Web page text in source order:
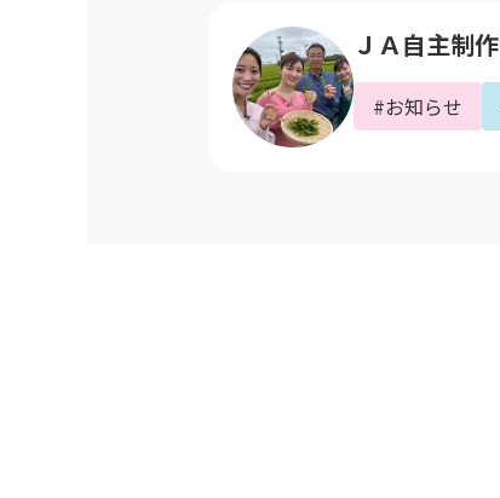
ＪＡ自主制
#お知らせ